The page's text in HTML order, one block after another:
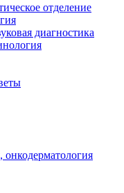
отделение
диагностика
онкодерматология